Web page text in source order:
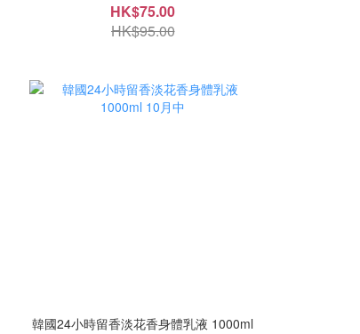
HK$75.00
HK$95.00
韓國24小時留香淡花香身體乳液 1000ml